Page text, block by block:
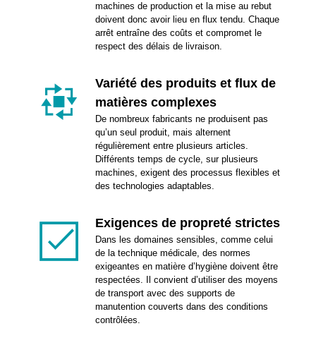
machines de production et la mise au rebut
doivent donc avoir lieu en flux tendu. Chaque
arrêt entraîne des coûts et compromet le
respect des délais de livraison.
Variété des produits et flux de
matières complexes
De nombreux fabricants ne produisent pas
qu’un seul produit, mais alternent
régulièrement entre plusieurs articles.
Différents temps de cycle, sur plusieurs
machines, exigent des processus flexibles et
des technologies adaptables.
Exigences de propreté strictes
Dans les domaines sensibles, comme celui
de la technique médicale, des normes
exigeantes en matière d’hygiène doivent être
respectées. Il convient d’utiliser des moyens
de transport avec des supports de
manutention couverts dans des conditions
contrôlées.